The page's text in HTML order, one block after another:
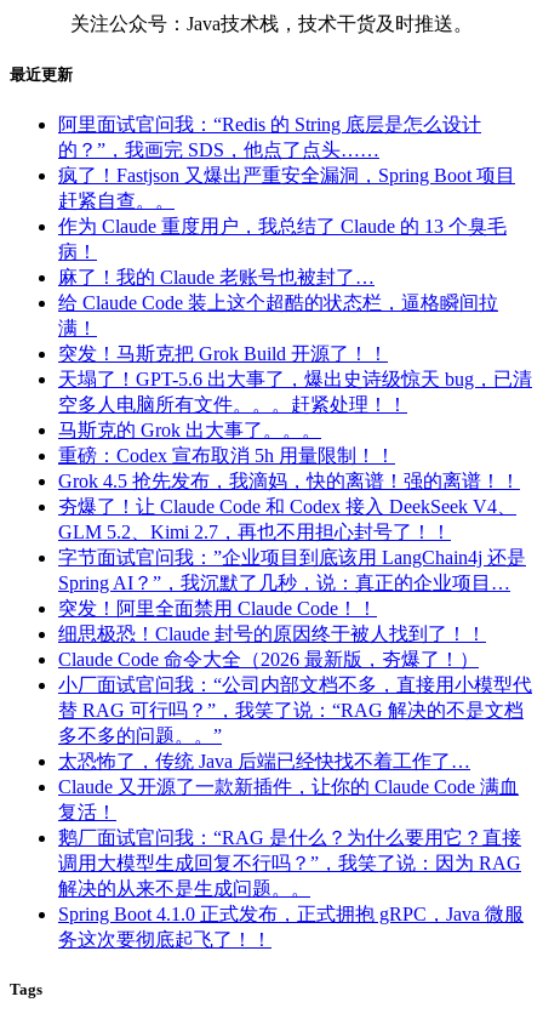
关注公众号：Java技术栈，技术干货及时推送。
最近更新
阿里面试官问我：“Redis 的 String 底层是怎么设计
的？”，我画完 SDS，他点了点头……
疯了！Fastjson 又爆出严重安全漏洞，Spring Boot 项目
赶紧自查。。
作为 Claude 重度用户，我总结了 Claude 的 13 个臭毛
病！
麻了！我的 Claude 老账号也被封了…
给 Claude Code 装上这个超酷的状态栏，逼格瞬间拉
满！
突发！马斯克把 Grok Build 开源了！！
天塌了！GPT-5.6 出大事了，爆出史诗级惊天 bug，已清
空多人电脑所有文件。。。赶紧处理！！
马斯克的 Grok 出大事了。。。
重磅：Codex 宣布取消 5h 用量限制！！
Grok 4.5 抢先发布，我滴妈，快的离谱！强的离谱！！
夯爆了！让 Claude Code 和 Codex 接入 DeekSeek V4、
GLM 5.2、Kimi 2.7，再也不用担心封号了！！
字节面试官问我：”企业项目到底该用 LangChain4j 还是
Spring AI？”，我沉默了几秒，说：真正的企业项目…
突发！阿里全面禁用 Claude Code！！
细思极恐！Claude 封号的原因终于被人找到了！！
Claude Code 命令大全（2026 最新版，夯爆了！）
小厂面试官问我：“公司内部文档不多，直接用小模型代
替 RAG 可行吗？”，我笑了说：“RAG 解决的不是文档
多不多的问题。。”
太恐怖了，传统 Java 后端已经快找不着工作了…
Claude 又开源了一款新插件，让你的 Claude Code 满血
复活！
鹅厂面试官问我：“RAG 是什么？为什么要用它？直接
调用大模型生成回复不行吗？”，我笑了说：因为 RAG
解决的从来不是生成问题。。
Spring Boot 4.1.0 正式发布，正式拥抱 gRPC，Java 微服
务这次要彻底起飞了！！
Tags